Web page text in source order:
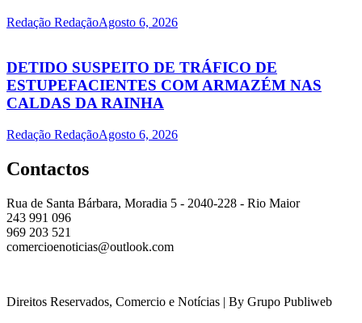
Redação RedaçãoAgosto 6, 2026
DETIDO SUSPEITO DE TRÁFICO DE
ESTUPEFACIENTES COM ARMAZÉM NAS
CALDAS DA RAINHA
Redação RedaçãoAgosto 6, 2026
Contactos
Rua de Santa Bárbara, Moradia 5 - 2040-228 - Rio Maior
243 991 096
969 203 521
comercioenoticias@outlook.com
Direitos Reservados, Comercio e Notícias | By Grupo Publiweb